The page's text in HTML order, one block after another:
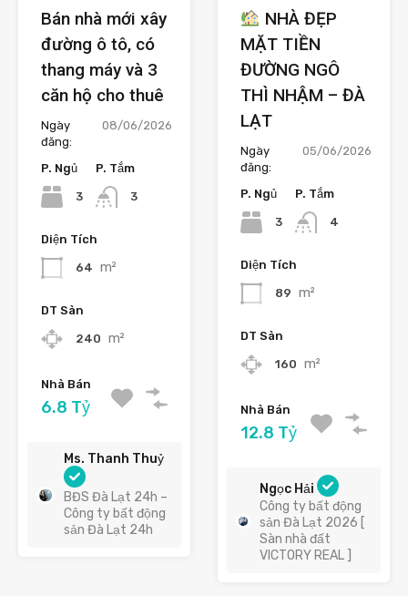
Bán nhà mới xây
đường ô tô, có
thang máy và 3
căn hộ cho thuê
Ngày
đăng:
08/06/2026
P. Ngủ
3
P. Tắm
3
Diện Tích
64 m²
DT Sàn
240 m²
Nhà Bán
6.8 Tỷ
Ms. Thanh Thuỷ
BĐS Đà Lạt 24h –
Công ty bất động
sản Đà Lạt 24h
NHÀ ĐẸP
MẶT TIỀN
ĐƯỜNG NGÔ
THÌ NHẬM – ĐÀ
LẠT
Ngày
đăng:
05/06/2026
P. Ngủ
3
P. Tắm
4
Diện Tích
89 m²
DT Sàn
160 m²
Nhà Bán
12.8 Tỷ
Ngọc Hải
Công ty bất động
sản Đà Lạt 2026 [
Sàn nhà đất
VICTORY REAL ]